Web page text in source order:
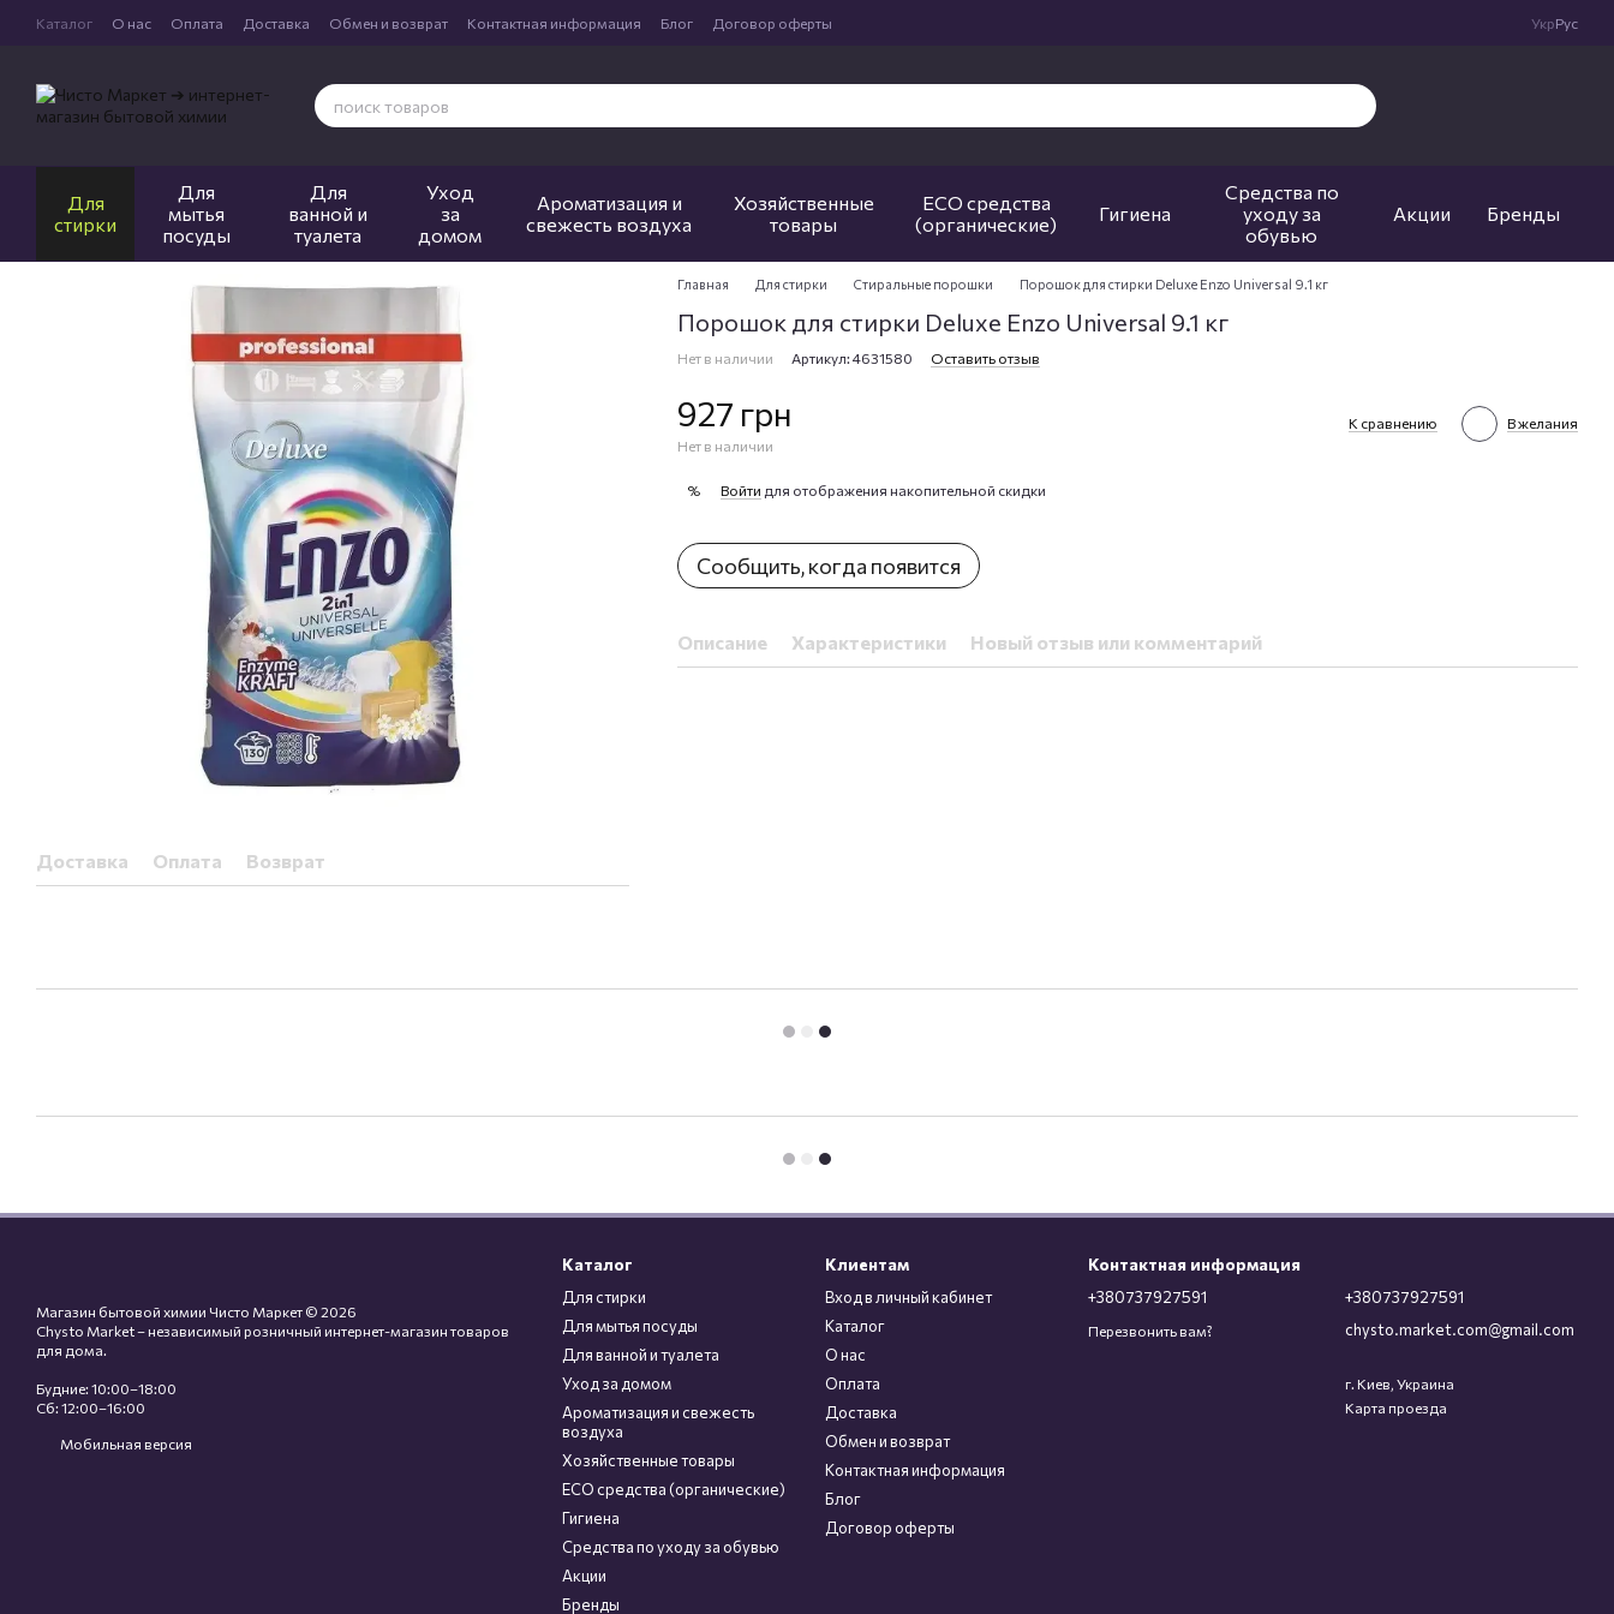
Перейти к основному контенту
Каталог О нас Оплата Доставка Обмен и возврат Контактная информация Блог Договор оферты УкрРус
Для
стирки
Для
мытья
посуды
Для
ванной и
туалета
Уход
за
домом
Ароматизация и
свежесть воздуха
Хозяйственные
товары
ECO средства
(органические)
Гигиена
Средства по
уходу за
обувью
Акции Бренды
Доставка Оплата Возврат
Главная Для стирки Стиральные порошки Порошок для стирки Deluxe Enzo Universal 9.1 кг
Порошок для стирки Deluxe Enzo Universal 9.1 кг
Нет в наличии Артикул: 4631580 Оставить отзыв
927 грн
Нет в наличии
К сравнению В желания
% Войти для отображения накопительной скидки
Сообщить, когда появится
Описание Характеристики Новый отзыв или комментарий
Магазин бытовой химии Чисто Маркет © 2026
Chysto Market – независимый розничный интернет-магазин товаров
для дома.
Будние: 10:00–18:00
Сб: 12:00–16:00
Мобильная версия
Каталог
Для стирки
Для мытья посуды
Для ванной и туалета
Уход за домом
Ароматизация и свежесть
воздуха
Хозяйственные товары
ECO средства (органические)
Гигиена
Средства по уходу за обувью
Акции
Бренды
Клиентам
Вход в личный кабинет
Каталог
О нас
Оплата
Доставка
Обмен и возврат
Контактная информация
Блог
Договор оферты
Контактная информация
+380737927591
Перезвонить вам?
+380737927591
chysto.market.com@gmail.com
г. Киев, Украина
Карта проезда